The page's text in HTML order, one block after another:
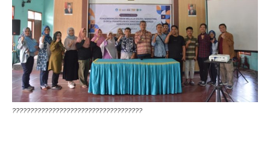
????????????????????????????????????